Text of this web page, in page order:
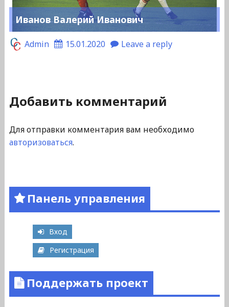
Иванов Валерий Иванович
Admin 15.01.2020 Leave a reply
Добавить комментарий
Для отправки комментария вам необходимо
авторизоваться.
Панель управления
Вход
Регистрация
Поддержать проект